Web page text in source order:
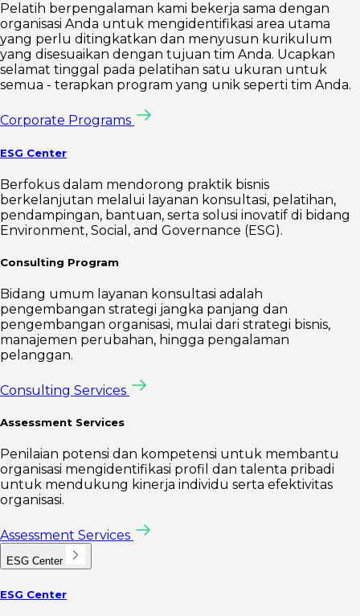
Pelatih berpengalaman kami bekerja sama dengan
organisasi Anda untuk mengidentifikasi area utama
yang perlu ditingkatkan dan menyusun kurikulum
yang disesuaikan dengan tujuan tim Anda. Ucapkan
selamat tinggal pada pelatihan satu ukuran untuk
semua - terapkan program yang unik seperti tim Anda.
Corporate Programs
ESG Center
Berfokus dalam mendorong praktik bisnis
berkelanjutan melalui layanan konsultasi, pelatihan,
pendampingan, bantuan, serta solusi inovatif di bidang
Environment, Social, and Governance (ESG).
Consulting Program
Bidang umum layanan konsultasi adalah
pengembangan strategi jangka panjang dan
pengembangan organisasi, mulai dari strategi bisnis,
manajemen perubahan, hingga pengalaman
pelanggan.
Consulting Services
Assessment Services
Penilaian potensi dan kompetensi untuk membantu
organisasi mengidentifikasi profil dan talenta pribadi
untuk mendukung kinerja individu serta efektivitas
organisasi.
Assessment Services
ESG Center
ESG Center